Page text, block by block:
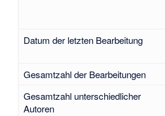
Datum der letzten Bearbeitung
Gesamtzahl der Bearbeitungen
Gesamtzahl unterschiedlicher
Autoren